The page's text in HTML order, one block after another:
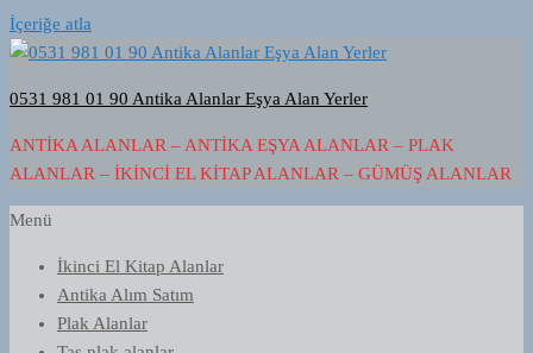
İçeriğe atla
0531 981 01 90 Antika Alanlar Eşya Alan Yerler
ANTIKA ALANLAR – ANTIKA EŞYA ALANLAR – PLAK
ALANLAR – İKINCI EL KITAP ALANLAR – GÜMÜŞ ALANLAR
Menü
İkinci El Kitap Alanlar
Antika Alım Satım
Plak Alanlar